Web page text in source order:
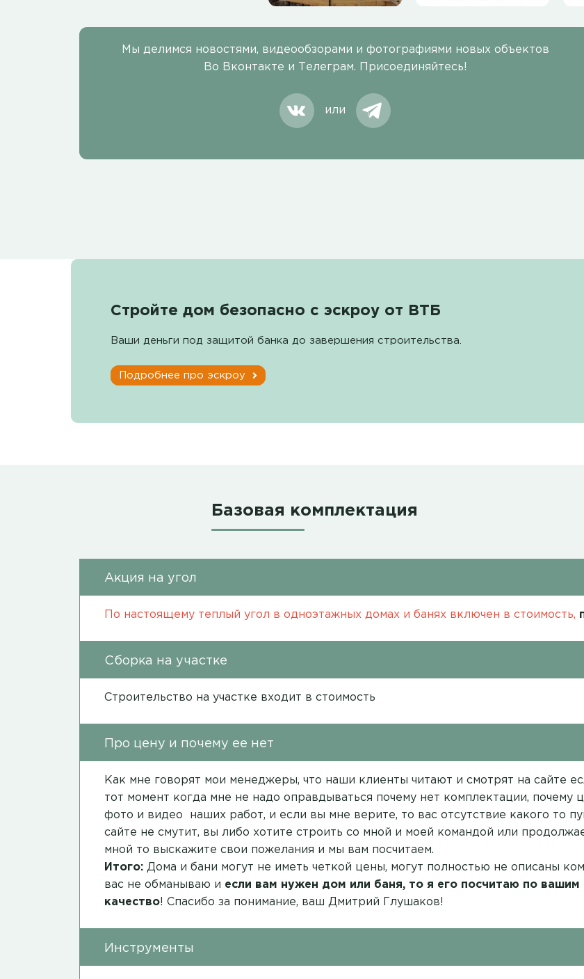
Мы делимся новостями, видеообзорами и фотографиями новых объектов
Во Вконтакте и Телеграм. Присоединяйтесь!
или
Стройте дом безопасно с эскроу от ВТБ
Ваши деньги под защитой банка до завершения строительства.
Подробнее про эскроу
Базовая комплектация
Акция на угол
По настоящему теплый угол в одноэтажных домах и банях включен в стоимость,
Сборка на участке
Строительство на участке входит в стоимость
Про цену и почему ее нет
Как мне говорят мои менеджеры, что наши клиенты читают и смотрят на сайте
тот момент когда мне не надо оправдываться почему нет комплектации, почему
фото и видео наших работ, и если вы мне верите, то вас отсутствие какого то
сайте не смутит, вы либо хотите строить со мной и моей командой или
мной то выскажите свои пожелания и мы вам посчитаем.
Итого: Дома и бани могут не иметь четкой цены, могут полностью не описаны
вас не обманываю и если вам нужен дом или баня, то я его посчитаю по
качество! Спасибо за понимание, ваш Дмитрий Глушаков!
Инструменты